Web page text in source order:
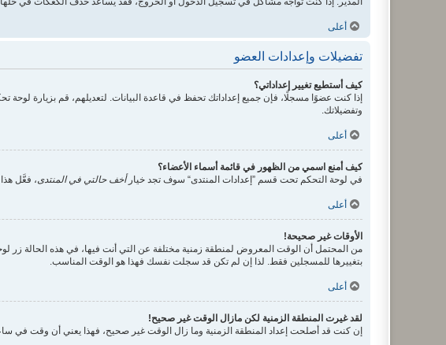
أعلى
تفضيلات وإعدادات العضو
كيف أستطيع تغيير إعداداتي؟
إذا كنت عضوًا مسجلًا، فإن جميع إعداداتك تحفظ في قاعدة البيانات. لتعديلهم، قم بزيارة
وتفضيلاتك.
أعلى
كيف أمنع اسمي من الظهور في قائمة أسماء الأعضاء؟
في لوحة التحكم تحت قسم ”إعدادات المنتدى“ سوف تجد خيارأخف حالتي في المنتدى، فعَّل
أعلى
الأوقات غير صحيحة!
من المحتمل أن الوقت المعروض لمنطقة زمنية مختلفة عن التي أنت فيها، في هذه الحالة زر
بتغييرها للمسجلين فقط. لذا إن لم تكن قد سجلت نفسك فهذا هو الوقت المناسب.
أعلى
لقد غيرت المنطقة الزمنية لكن مازال الوقت غير صحيح!
إن كنت قد أصلحت إعداد المنطقة الزمنية وما زال الوقت غير صحيح، فهذا يعني أن وقت في